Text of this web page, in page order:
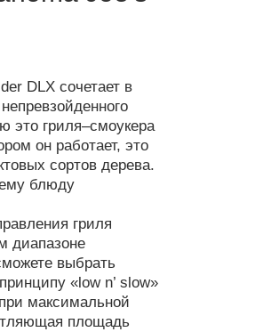
DLX сочетает в
это гриля–смоукера
он работает, это
сортов дерева.
блюду
гриля
диапазоне
выбрать
«low n’ slow»
максимальной
площадь